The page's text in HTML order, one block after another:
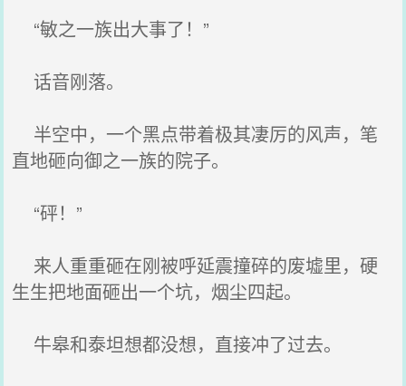
“敏之一族出大事了！”
话音刚落。
半空中，一个黑点带着极其凄厉的风声，笔
直地砸向御之一族的院子。
“砰！”
来人重重砸在刚被呼延震撞碎的废墟里，硬
生生把地面砸出一个坑，烟尘四起。
牛皋和泰坦想都没想，直接冲了过去。